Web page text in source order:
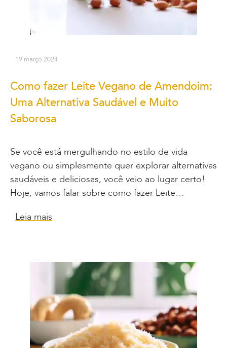
19 março 2024
Como fazer Leite Vegano de Amendoim:
Uma Alternativa Saudável e Muito
Saborosa
Se você está mergulhando no estilo de vida
vegano ou simplesmente quer explorar alternativas
saudáveis e deliciosas, você veio ao lugar certo!
Hoje, vamos falar sobre como fazer Leite…
Leia mais